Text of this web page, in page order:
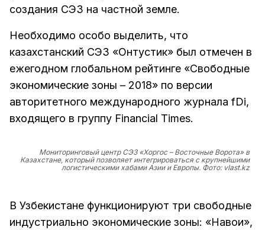
создания СЭЗ на частной земле.
Необходимо особо выделить, что
казахстанский СЭЗ «Онтустик» был отмечен в
ежегодном глобальном рейтинге «Свободные
экономические зоны – 2018» по версии
авторитетного международного журнала fDi,
входящего в группу Financial Times.
Мониторинговый центр СЭЗ «Хоргос – Восточные Ворота» в
Казахстане, который позволяет интегрироваться с крупнейшими
логистическими хабами Азии и Европы. Фото: vlast.kz
В Узбекистане функционируют три свободные
индустриально экономические зоны: «Навои»,